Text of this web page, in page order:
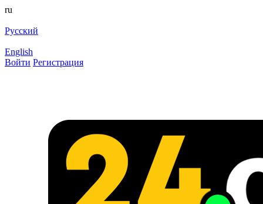
ru
Русский
English
Войти Регистрация